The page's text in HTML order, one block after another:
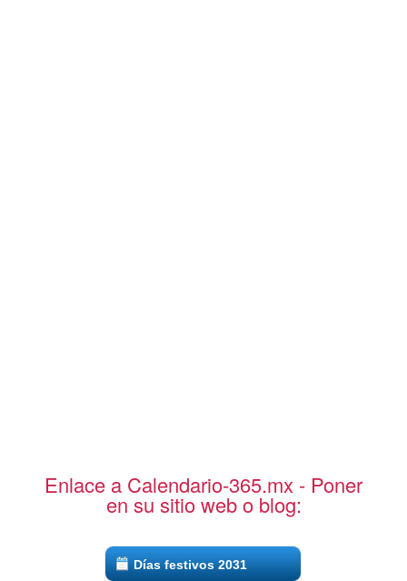
Enlace a Calendario-365.mx - Poner
en su sitio web o blog:
Días festivos 2031